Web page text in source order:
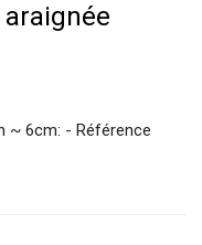
~ 6cm: - Référence